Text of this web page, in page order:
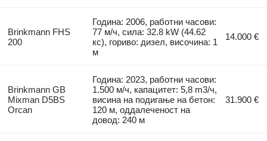
Brinkmann FHS
200
Година: 2006, работни часови:
77 м/ч, сила: 32.8 kW (44.62
кс), гориво: дизел, височина: 1
м
14.000 €
Brinkmann GB
Mixman D5BS
Orcan
Година: 2023, работни часови:
1.500 м/ч, капацитет: 5,8 m3/ч,
висина на подигање на бетон:
120 м, оддалеченост на
довод: 240 м
31.900 €